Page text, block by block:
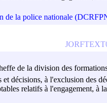
de la police nationale
de la division des
décisions, à l'exclusion des
relatifs à l'engagement, à